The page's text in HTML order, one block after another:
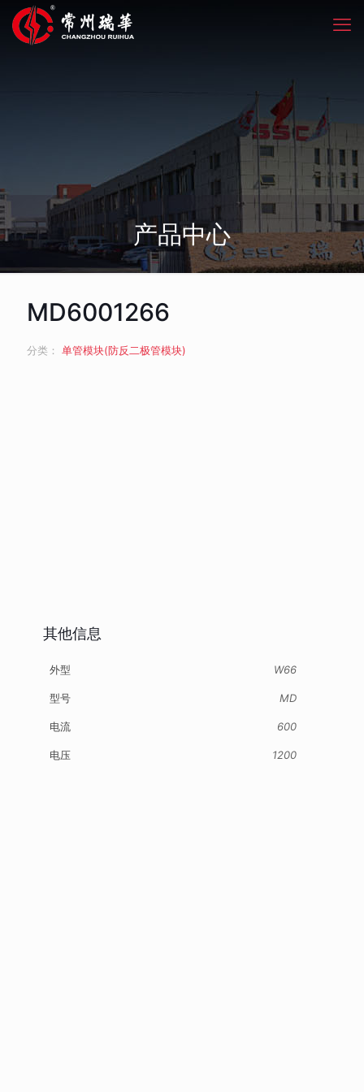
产品中心
MD6001266
分类： 单管模块(防反二极管模块)
其他信息
外型 W66
型号 MD
电流 600
电压 1200